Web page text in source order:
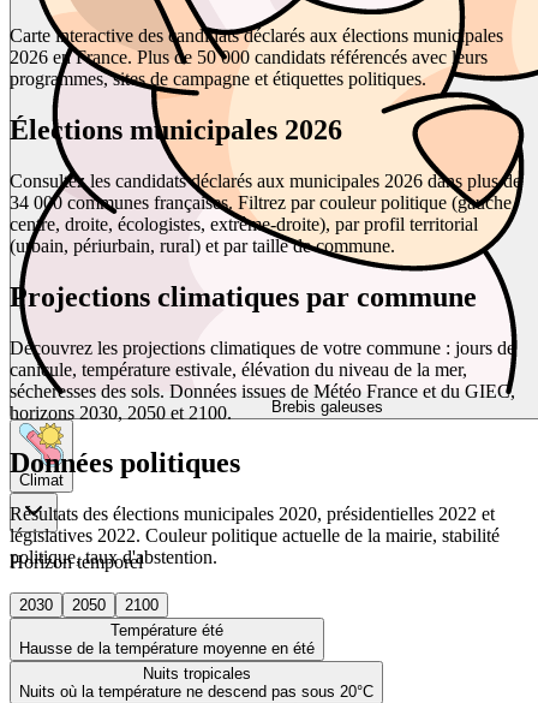
Brebis galeuses
Climat
Horizon temporel
2030 2050
2100
Température été
Hausse de la température moyenne en été
Nuits tropicales
Nuits où la température ne descend pas sous 20°C
Carte interactive des candidats déclarés aux élections municipales
2026 en France. Plus de 50 000 candidats référencés avec leurs
programmes, sites de campagne et étiquettes politiques.
Élections municipales 2026
Consultez les candidats déclarés aux municipales 2026 dans plus de
34 000 communes françaises. Filtrez par couleur politique (gauche,
centre, droite, écologistes, extrême-droite), par profil territorial
(urbain, périurbain, rural) et par taille de commune.
Projections climatiques par commune
Découvrez les projections climatiques de votre commune : jours de
canicule, température estivale, élévation du niveau de la mer,
sécheresses des sols. Données issues de Météo France et du GIEC,
horizons 2030, 2050 et 2100.
Données politiques
Résultats des élections municipales 2020, présidentielles 2022 et
législatives 2022. Couleur politique actuelle de la mairie, stabilité
politique, taux d'abstention.